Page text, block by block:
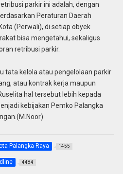
parkir ini adalah, dengan
Peraturan Daerah
(Perwali), di setiap obyek
bisa mengetahui, sekaligus
retribusi parkir.
tata kelola atau pengelolaan parkir
atau kontrak kerja maupun
hal tersebut lebih kepada
kebijakan Pemko Palangka
Palangka Raya 1455
4484